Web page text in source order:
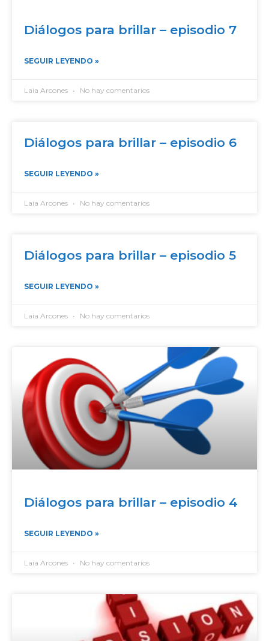
Diálogos para brillar – episodio 7
SEGUIR LEYENDO »
Laia Arcones No hay comentarios
Diálogos para brillar – episodio 6
SEGUIR LEYENDO »
Laia Arcones No hay comentarios
Diálogos para brillar – episodio 5
SEGUIR LEYENDO »
Laia Arcones No hay comentarios
Diálogos para brillar – episodio 4
SEGUIR LEYENDO »
Laia Arcones No hay comentarios